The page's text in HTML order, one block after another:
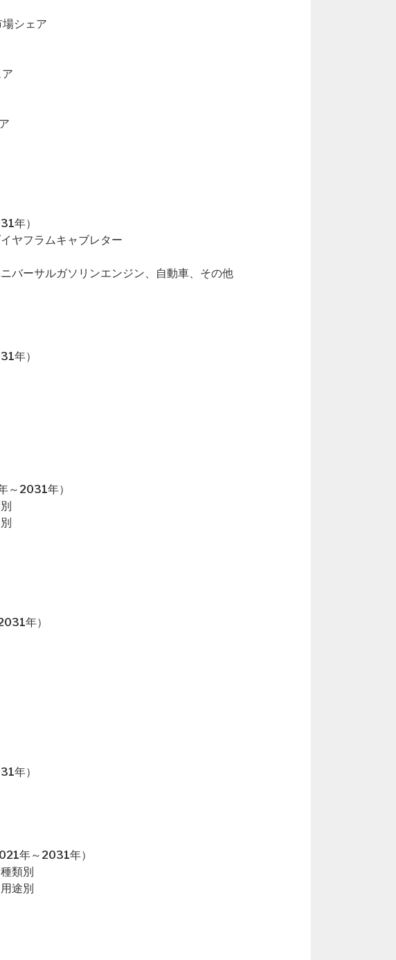
シェア
年）
ヤフラムキャブレター
バーサルガソリンエンジン、自動車、その他
年）
～2031年）
年）
年）
年～2031年）
類別
途別